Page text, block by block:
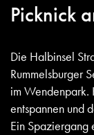
Picknick
Die Halbinsel
Rummelsburger
im Wendenpark.
entspannen und
Ein Spaziergang